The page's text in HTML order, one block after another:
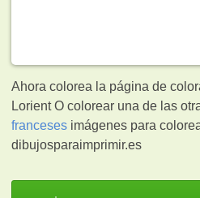
Ahora colorea la página de
Lorient O colorear una de las
franceses imágenes para
dibujosparaimprimir.es